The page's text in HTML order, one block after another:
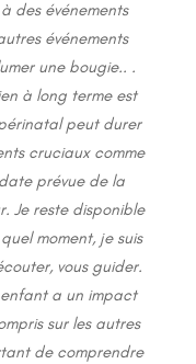
des événements
événements
une bougie.. .
à long terme est
peut durer
cruciaux comme
prévue de la
Je reste disponible
moment, je suis
vous guider.
enfant a un impact
sur les autres
de comprendre